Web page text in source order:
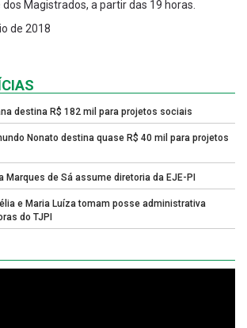
Magistrados, a partir das 19 horas.
de 2018
destina R$ 182 mil para projetos sociais
Nonato destina quase R$ 40 mil para projetos
Marques de Sá assume diretoria da EJE-PI
e Maria Luíza tomam posse administrativa
do TJPI